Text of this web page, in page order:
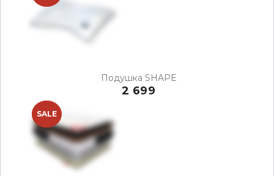
Подушка SHAPE
2 699
NEW
SALE